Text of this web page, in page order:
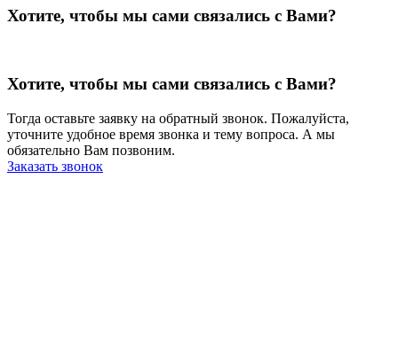
Хотите, чтобы мы сами связались с Вами?
Хотите, чтобы мы сами связались с Вами?
Тогда оставьте заявку на обратный звонок. Пожалуйста,
уточните удобное время звонка и тему вопроса. А мы
обязательно Вам позвоним.
Заказать звонок